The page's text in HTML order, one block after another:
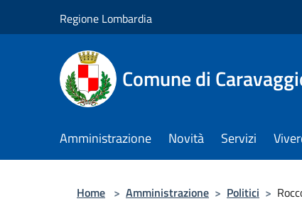
Regione Lombardia
Comune di
Amministrazione Novità Servizi
Home > Amministrazione > Politici >